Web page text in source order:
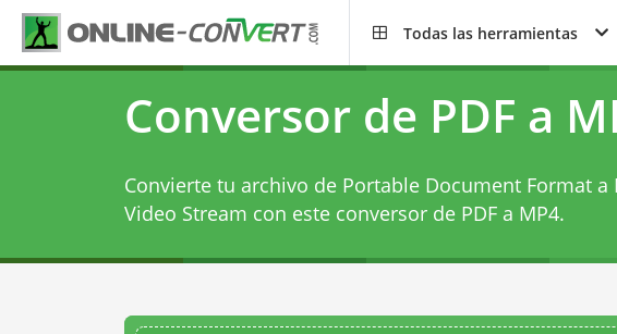
Todas las herramientas
Conversor de PDF a
Convierte tu archivo de Portable Document Format a
Video Stream con este conversor de PDF a MP4.